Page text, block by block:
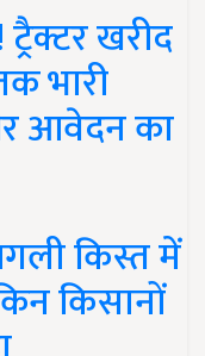
खरीद
भारी
आवेदन का
किस्त में
किसानों